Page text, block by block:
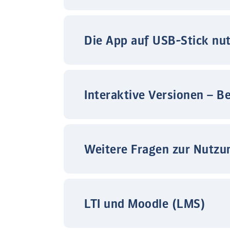
Die App auf USB-Stick
Interaktive Versionen –
Weitere Fragen zur
LTI und Moodle (LMS)